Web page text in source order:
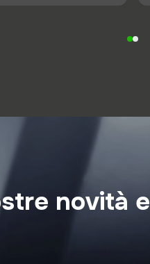
novità e